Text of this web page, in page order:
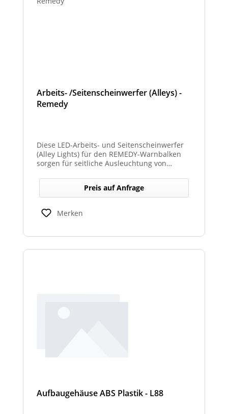
Arbeits- /Seitenscheinwerfer (Alleys) -
Remedy
Diese LED-Arbeits- und Seitenscheinwerfer
(Alley Lights) für den REMEDY-Warnbalken
sorgen für seitliche Ausleuchtung von
bei Dunkelheit oder schlechten
Lichtverhältnissen.Preis auf Anfrage
Merken
Aufbaugehäuse ABS Plastik - L88